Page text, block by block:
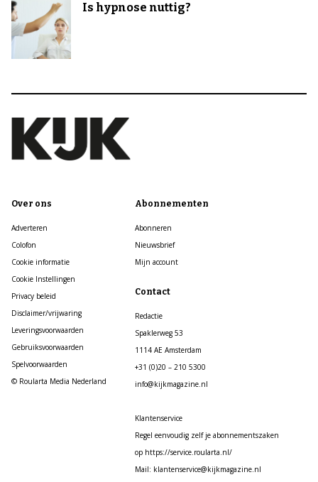
Is hypnose nuttig?
Over ons
Adverteren
Colofon
Cookie informatie
Cookie Instellingen
Privacy beleid
Disclaimer/vrijwaring
Leveringsvoorwaarden
Gebruiksvoorwaarden
Spelvoorwaarden
© Roularta Media Nederland
Abonnementen
Abonneren
Nieuwsbrief
Mijn account
Contact
Redactie
Spaklerweg 53
1114 AE Amsterdam
+31 (0)20 – 210 5300
info@kijkmagazine.nl
Klantenservice
Regel eenvoudig zelf je abonnementszaken
op https://service.roularta.nl/
Mail: klantenservice@kijkmagazine.nl